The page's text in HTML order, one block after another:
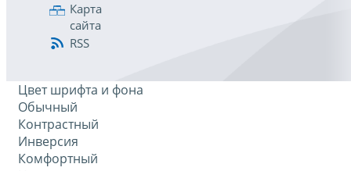
Карта
сайта
RSS
Цвет шрифта и фона
Обычный
Контрастный
Инверсия
Комфортный